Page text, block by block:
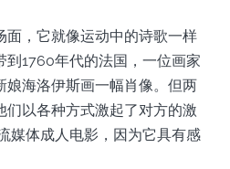
面，它就像运动中的诗歌一样
到1760年代的法国，一位画家
娘海洛伊斯画一幅肖像。但两
们以各种方式激起了对方的激
媒体成人电影，因为它具有感